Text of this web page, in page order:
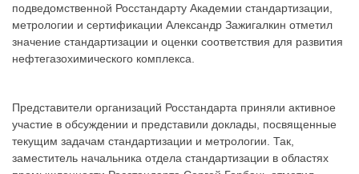
подведомственной Росстандарту Академии стандартизации,
метрологии и сертификации Александр Зажигалкин отметил
значение стандартизации и оценки соответствия для развития
нефтегазохимического комплекса.
Представители организаций Росстандарта приняли активное
участие в обсуждении и представили доклады, посвященные
текущим задачам стандартизации и метрологии. Так,
заместитель начальника отдела стандартизации в областях